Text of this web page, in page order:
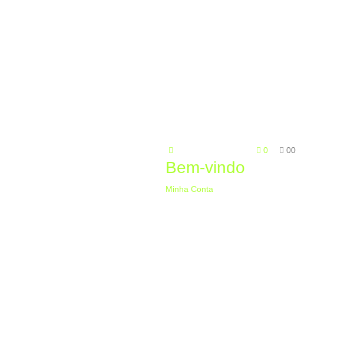
Bem-vindo
Minha Conta
0 00